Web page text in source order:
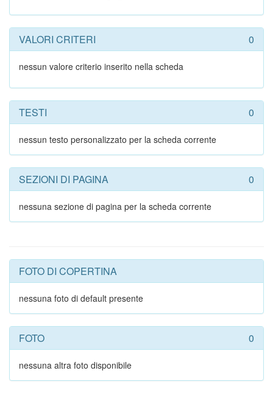
VALORI CRITERI 0
nessun valore criterio inserito nella scheda
TESTI 0
nessun testo personalizzato per la scheda corrente
SEZIONI DI PAGINA 0
nessuna sezione di pagina per la scheda corrente
FOTO DI COPERTINA
nessuna foto di default presente
FOTO 0
nessuna altra foto disponibile